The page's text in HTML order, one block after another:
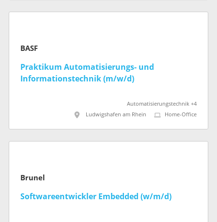
BASF
Praktikum Automatisierungs- und
Informationstechnik (m/w/d)
Automatisierungstechnik +4
Ludwigshafen am Rhein
Home-Office
Brunel
Softwareentwickler Embedded (w/m/d)